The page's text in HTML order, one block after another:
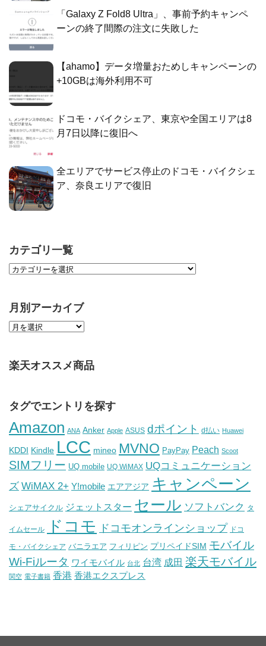
「Galaxy Z Fold8 Ultra」、事前予約キャンペ
ーンの終了間際の注文に失敗した
【ahamo】データ増量おためしキャンペーンの
+10GBは海外利用不可
ドコモ・バイクシェア、東京や全国エリアは8
月7日以降に復旧へ
全エリアでサービス停止のドコモ・バイクシェ
ア、奈良エリアで復旧
カテゴリ一覧
月別アーカイブ
楽天オススメ商品
タグでエントリを探す
Amazon ANA Anker Apple ASUS dポイント d払い Huawei
KDDI Kindle LCC mineo MVNO PayPay Peach Scoot
SIMフリー UQ mobile UQ WiMAX UQコミュニケーション
ズ WiMAX 2+ Y!mobile エアアジア キャンペーン
シェアサイクル ジェットスター セール ソフトバンク タ
イムセール ドコモ ドコモオンラインショップ ドコ
モ・バイクシェア バニラエア フィリピン プリペイドSIM モバイル
Wi-Fiルータ ワイモバイル 台北 台湾 成田 楽天モバイル
関空 電子書籍 香港 香港エクスプレス